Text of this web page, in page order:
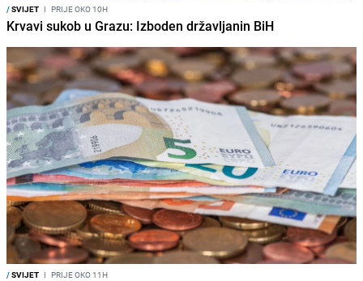
/SVIJET I PRIJE OKO 10H
Krvavi sukob u Grazu: Izboden državljanin BiH
/SVIJET I PRIJE OKO 11H